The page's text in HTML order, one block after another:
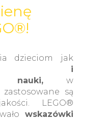
dzieciom jak
i
nauki, w
są
LEGO®
wskazówki